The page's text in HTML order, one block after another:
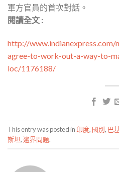
軍方官員的首次對話。
閱讀全文 :
http://www.indianexpress.com/
agree-to-work-out-a-way-to-
loc/1176188/
This entry was posted in 印度, 國別, 巴
斯坦,邊界問題.